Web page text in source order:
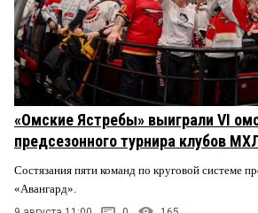
«Омские Ястребы» выиграли VI
предсезонного турнира клубов
Состязания пяти команд по круговой системе
«Авангард».